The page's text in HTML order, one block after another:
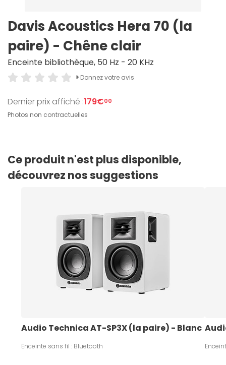
Davis Acoustics Hera 70 (la
paire) - Chêne clair
Enceinte bibliothèque, 50 Hz - 20 KHz
Donnez votre avis
Dernier prix affiché :179€00
Photos non contractuelles
Ce produit n'est plus disponible,
découvrez nos suggestions
Audio Technica AT-SP3X (la paire) - Blanc
Enceinte sans fil : Bluetooth